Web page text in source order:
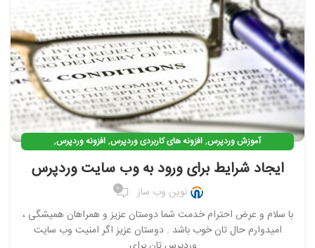
آموزش وردپرس, افزونه های کاربردی وردپرس, افزونه وردپرس,
امنیت وردپرس
ایجاد شرایط برای ورود به وب سایت وردپرس
نوین وب ساز 0
با سلام و عرض احترام خدمت شما دوستان عزیز و همراهان همیشگی ،
امیدوارم حال تان خوب باشد . دوستان عزیز اگر امنیت وب سایت